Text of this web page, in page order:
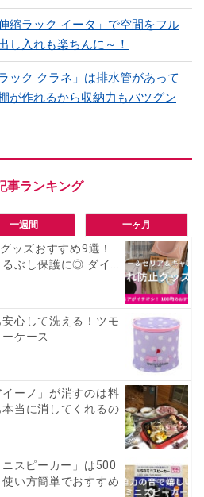
縮ラック イータ」で空間をフル
し入れも楽ちんに～！
ック クラネ」は排水管があって
が作れるから収納力もバツグン
一週間 一ヶ月
ッズおすすめ9選！
ぶし保護に◎ ダイ...
心して洗える！ツモ
ケース
ーノ」が消すのは料
当に消してくれるの
スピーカー」は500
い方簡単でおすすめ